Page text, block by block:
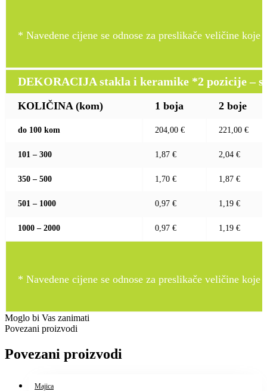
* Navedene cijene se odnose za preslikače veličine
DEKORACIJA stakla i keramike *2 pozicije –
KOLIČINA (kom) 1 boja 2 boje
do 100 kom 204,00 € 221,00 €
101 – 300 1,87 € 2,04 €
350 – 500 1,70 € 1,87 €
501 – 1000 0,97 € 1,19 €
1000 – 2000 0,97 € 1,19 €
* Navedene cijene se odnose za preslikače veličine
Moglo bi Vas zanimati
Povezani proizvodi
Povezani proizvodi
Majica